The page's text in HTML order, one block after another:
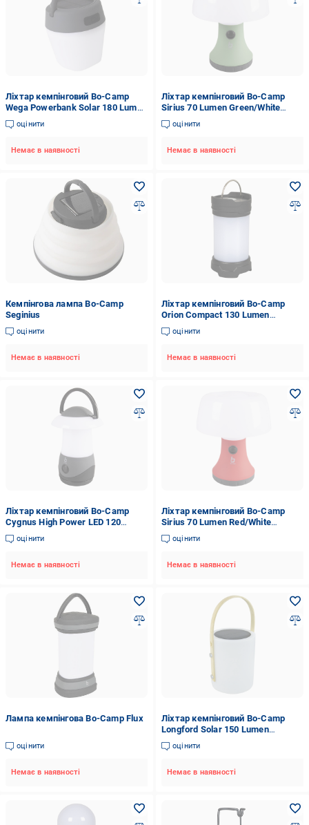
Ліхтар кемпінговий Bo-Camp
Wega Powerbank Solar 180 Lumen
White/Grey/Black (5818735)
оцінити
Немає в наявності
Ліхтар кемпінговий Bo-Camp
Sirius 70 Lumen Green/White
(5818904)
оцінити
Немає в наявності
Кемпінгова лампа Bo-Camp
Seginius
оцінити
Немає в наявності
Ліхтар кемпінговий Bo-Camp
Orion Compact 130 Lumen
White/Black (5818712)
оцінити
Немає в наявності
Ліхтар кемпінговий Bo-Camp
Cygnus High Power LED 120
Lumen Grey (5818875)
оцінити
Немає в наявності
Ліхтар кемпінговий Bo-Camp
Sirius 70 Lumen Red/White
(5818900)
оцінити
Немає в наявності
Лампа кемпінгова Bo-Camp Flux
оцінити
Немає в наявності
Ліхтар кемпінговий Bo-Camp
Longford Solar 150 Lumen
Bamboo/White (5818878)
оцінити
Немає в наявності